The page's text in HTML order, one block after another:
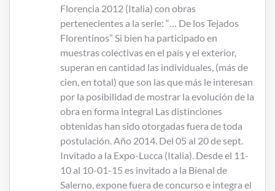
Florencia 2012 (Italia) con obras
pertenecientes a la serie: “… De los Tejados
Florentinos” Si bien ha participado en
muestras colectivas en el país y el exterior,
superan en cantidad las individuales, (más de
cien, en total) que son las que más le interesan
por la posibilidad de mostrar la evolución de la
obra en forma integral Las distinciones
obtenidas han sido otorgadas fuera de toda
postulación. Año 2014. Del 05 al 20 de sept.
Invitado a la Expo-Lucca (Italia). Desde el 11-
10 al 10-01-15 es invitado a la Bienal de
Salerno, expone fuera de concurso e integra el